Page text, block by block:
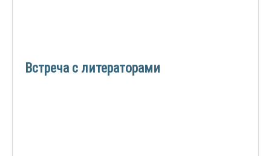
Встреча с литераторами